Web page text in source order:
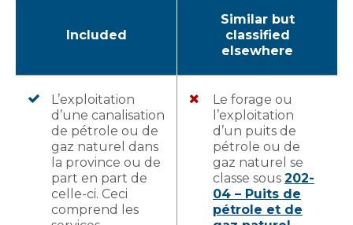
Included
Similar but
classified
elsewhere
L’exploitation
d’une canalisation
de pétrole ou de
gaz naturel dans
la province ou de
part en part de
celle-ci. Ceci
comprend les
Le forage ou
l’exploitation
d’un puits de
pétrole ou de
gaz naturel se
classe sous 202-
04 – Puits de
pétrole et de